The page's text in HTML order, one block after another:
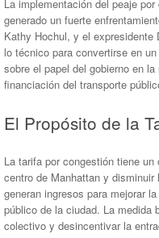
La implementación del peaje
generado un fuerte
Kathy Hochul, y el expresidente
lo técnico para convertirse en
sobre el papel del gobierno en
financiación del transporte
El Propósito de la
La tarifa por congestión tiene
centro de Manhattan y
generan ingresos para mejorar
público de la ciudad. La medida
colectivo y desincentivar la